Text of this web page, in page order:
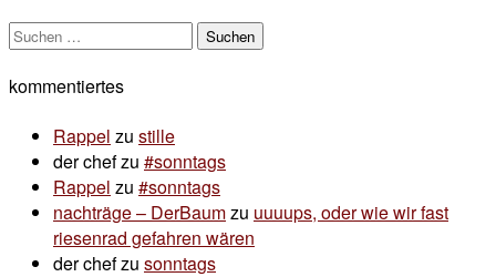
Suchen
kommentiertes
Rappel zu stille
der chefzu #sonntags
Rappel zu #sonntags
nachträge – DerBaumzu uuuups, oder wie wir fast
riesenrad gefahren wären
der chefzu sonntags